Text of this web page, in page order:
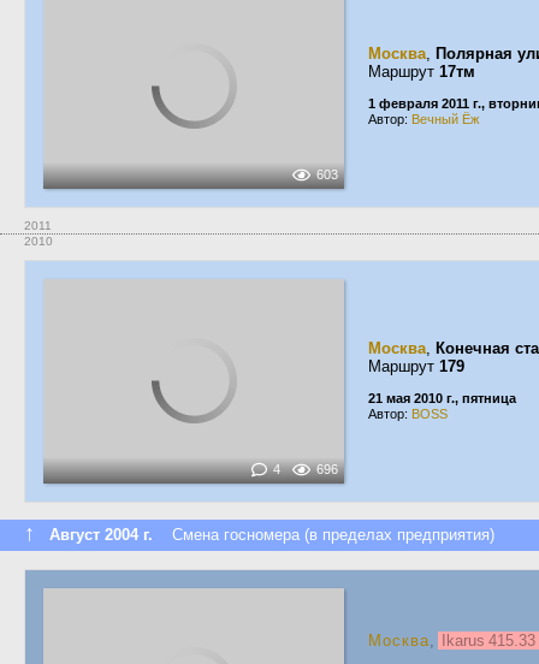
603
Москва, Полярная
Маршрут 17тм
1 февраля 2011 г.,
Автор: Вечный Ёж
2011
2010
4 696
Москва, Конечная
Маршрут 179
21 мая 2010 г., пятница
Автор: BOSS
↑ Август 2004 г. Смена госномера (в пределах предприятия)
Москва,
Ikarus